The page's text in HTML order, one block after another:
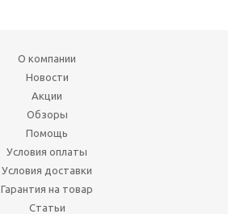
О компании
Новости
Акции
Обзоры
Помощь
Условия оплаты
Условия доставки
Гарантия на товар
Статьи